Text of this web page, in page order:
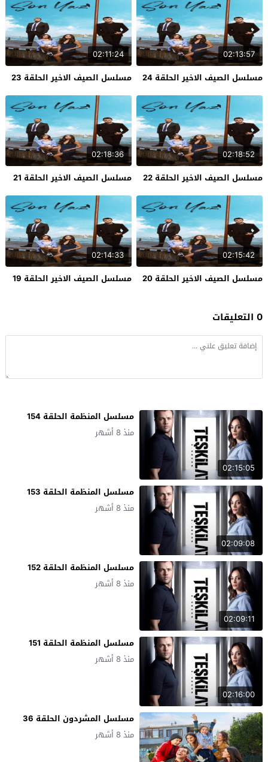
02:13:57
مسلسل الصيف الاخير الحلقة 24
02:11:24
مسلسل الصيف الاخير الحلقة 23
02:18:52
مسلسل الصيف الاخير الحلقة 22
02:18:36
مسلسل الصيف الاخير الحلقة 21
02:15:42
مسلسل الصيف الاخير الحلقة 20
02:14:33
مسلسل الصيف الاخير الحلقة 19
0 التعليقات
02:15:05
مسلسل المنظمة الحلقة 154
منذ 8 أشهر
02:09:08
مسلسل المنظمة الحلقة 153
منذ 8 أشهر
02:09:11
مسلسل المنظمة الحلقة 152
منذ 8 أشهر
02:16:00
مسلسل المنظمة الحلقة 151
منذ 8 أشهر
مسلسل المشردون الحلقة 36
منذ 8 أشهر